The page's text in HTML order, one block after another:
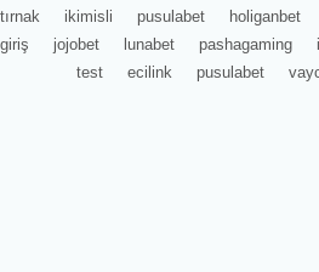
tırnak
ikimisli pusulabet holiganbet
giriş
jojobet lunabet pashagaming
test
ecilink pusulabet